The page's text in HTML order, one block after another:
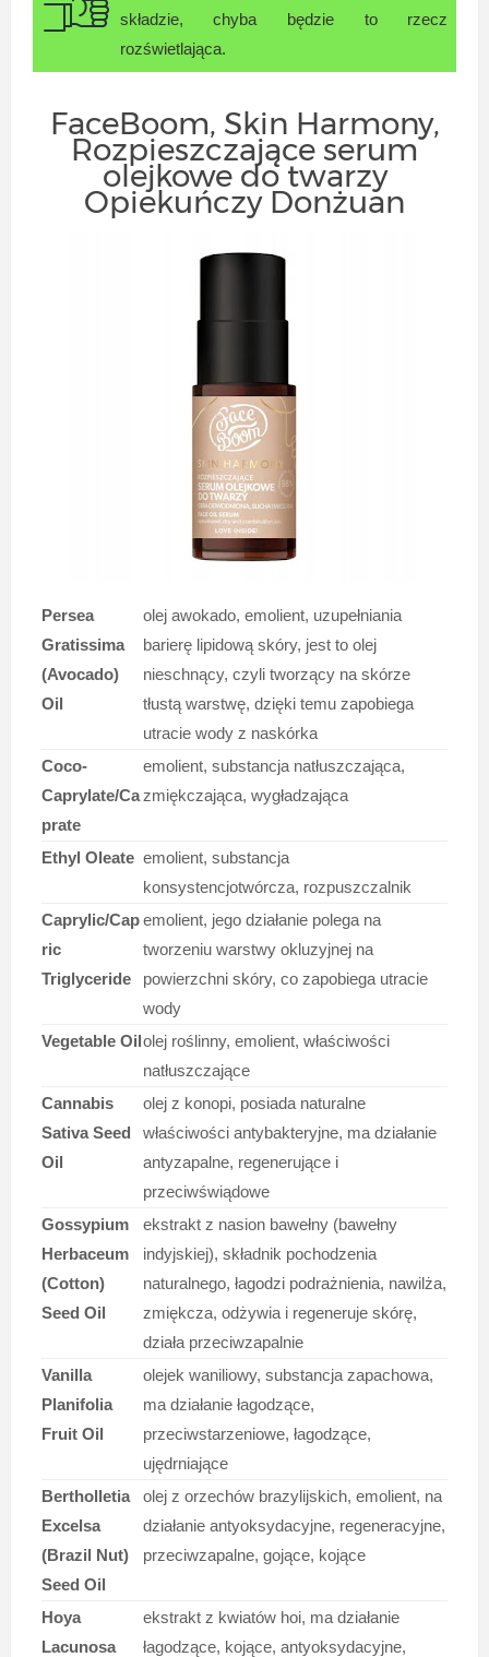
składzie, chyba będzie to rzecz
rozświetlająca.
FaceBoom, Skin Harmony,
Rozpieszczające serum
olejkowe do twarzy
Opiekuńczy Donżuan
Persea
Gratissima
(Avocado)
Oil
olej awokado, emolient, uzupełniania
barierę lipidową skóry, jest to olej
nieschnący, czyli tworzący na skórze
tłustą warstwę, dzięki temu zapobiega
utracie wody z naskórka
Coco-
Caprylate/Ca
prate
emolient, substancja natłuszczająca,
zmiękczająca, wygładzająca
Ethyl Oleate emolient, substancja
konsystencjotwórcza, rozpuszczalnik
Caprylic/Cap
ric
Triglyceride
emolient, jego działanie polega na
tworzeniu warstwy okluzyjnej na
powierzchni skóry, co zapobiega utracie
wody
Vegetable Oilolej roślinny, emolient, właściwości
natłuszczające
Cannabis
Sativa Seed
Oil
olej z konopi, posiada naturalne
właściwości antybakteryjne, ma działanie
antyzapalne, regenerujące i
przeciwświądowe
Gossypium
Herbaceum
(Cotton)
Seed Oil
ekstrakt z nasion bawełny (bawełny
indyjskiej), składnik pochodzenia
naturalnego, łagodzi podrażnienia, nawilża,
zmiękcza, odżywia i regeneruje skórę,
działa przeciwzapalnie
Vanilla
Planifolia
Fruit Oil
olejek waniliowy, substancja zapachowa,
ma działanie łagodzące,
przeciwstarzeniowe, łagodzące,
ujędrniające
Bertholletia
Excelsa
(Brazil Nut)
Seed Oil
olej z orzechów brazylijskich, emolient, na
działanie antyoksydacyjne, regeneracyjne,
przeciwzapalne, gojące, kojące
Hoya
Lacunosa
ekstrakt z kwiatów hoi, ma działanie
łagodzące, kojące, antyoksydacyjne,